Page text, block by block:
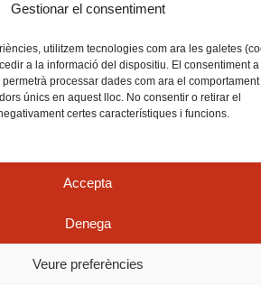
Gestionar el consentiment
utilitzem tecnologies com ara les galetes
a la informació del dispositiu. El consentiment a
processar dades com ara el
únics en aquest lloc. No consentir o retirar el
certes característiques i funcions.
Accepta
Denega
Veure preferències